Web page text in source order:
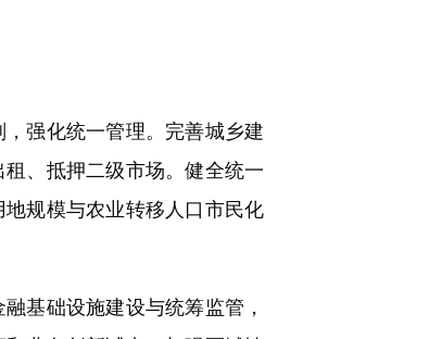
强化统一管理。完善城乡建
、抵押二级市场。健全统一
规模与农业转移人口市民化
基础设施建设与统筹监管，